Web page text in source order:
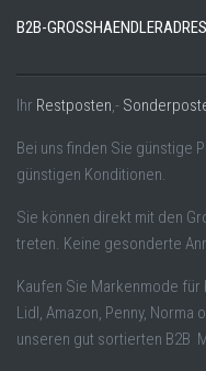
B2B-
Ihr Restposten,-
Bei uns finden Sie günstige
günstigen Konditionen.
Sie können direkt mit den
treten. Keine gesonderte
Kaufen Sie Markenmode für
Lidl, Amazon, Penny,
unseren gut sortierten B2B